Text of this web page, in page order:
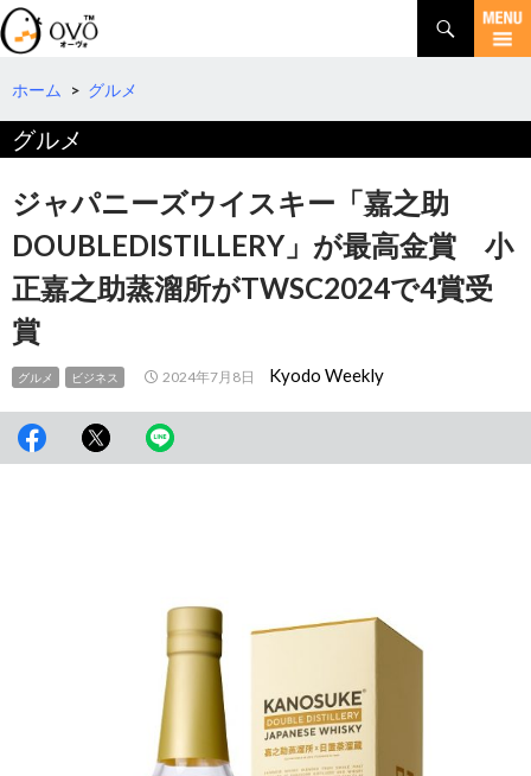
検
索
コ
テ
ツ
へ
ホーム > グルメ
グルメ
ジャパニーズウイスキー「嘉之助
DOUBLEDISTILLERY」が最高金賞 小
正嘉之助蒸溜所がTWSC2024で4賞受
賞
グルメ ビジネス 2024年7月8日 Kyodo Weekly